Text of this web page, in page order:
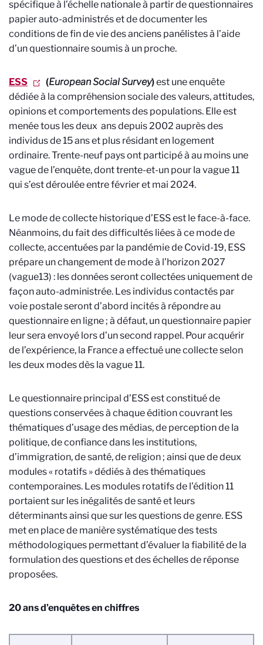
spécifique à l’échelle nationale à partir de questionnaires
papier auto-administrés et de documenter les
conditions de fin de vie des anciens panélistes à l’aide
d’un questionnaire soumis à un proche.
ESS (European Social Survey)est une enquête
dédiée à la compréhension sociale des valeurs, attitudes,
opinions et comportements des populations. Elle est
menée tous les deux ans depuis 2002 auprès des
individus de 15 ans et plus résidant en logement
ordinaire. Trente-neuf pays ont participé à au moins une
vague de l’enquête, dont trente-et-un pour la vague 11
qui s’est déroulée entre février et mai 2024.
Le mode de collecte historique d’ESS est le face-à-face.
Néanmoins, du fait des difficultés liées à ce mode de
collecte, accentuées par la pandémie de Covid-19, ESS
prépare un changement de mode à l’horizon 2027
(vague13) : les données seront collectées uniquement de
façon auto-administrée. Les individus contactés par
voie postale seront d’abord incités à répondre au
questionnaire en ligne ; à défaut, un questionnaire papier
leur sera envoyé lors d’un second rappel. Pour acquérir
de l’expérience, la France a effectué une collecte selon
les deux modes dès la vague 11.
Le questionnaire principal d’ESS est constitué de
questions conservées à chaque édition couvrant les
thématiques d’usage des médias, de perception de la
politique, de confiance dans les institutions,
d’immigration, de santé, de religion ; ainsi que de deux
modules « rotatifs » dédiés à des thématiques
contemporaines. Les modules rotatifs de l’édition 11
portaient sur les inégalités de santé et leurs
déterminants ainsi que sur les questions de genre. ESS
met en place de manière systématique des tests
méthodologiques permettant d’évaluer la fiabilité de la
formulation des questions et des échelles de réponse
proposées.
20 ans d’enquêtes en chiffres